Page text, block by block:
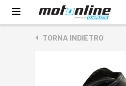
TORNA INDIETRO